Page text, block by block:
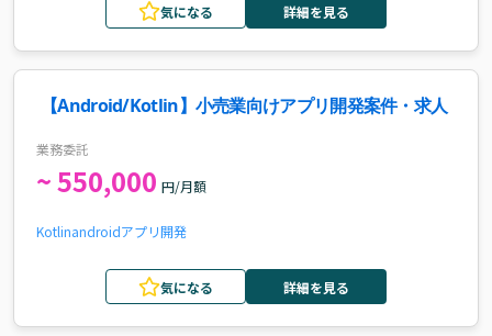
気になる 詳細を見る
【Android/Kotlin】小売業向けアプリ開発案件・求人
業務委託
~ 550,000 円/月額
Kotlinandroidアプリ開発
気になる 詳細を見る